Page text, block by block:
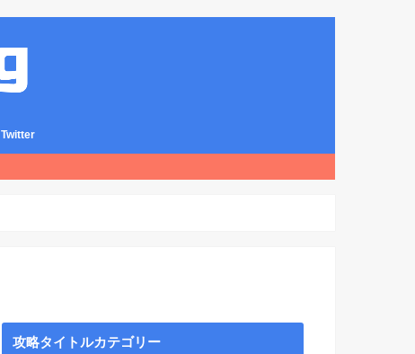
攻略タイトルカテゴリー